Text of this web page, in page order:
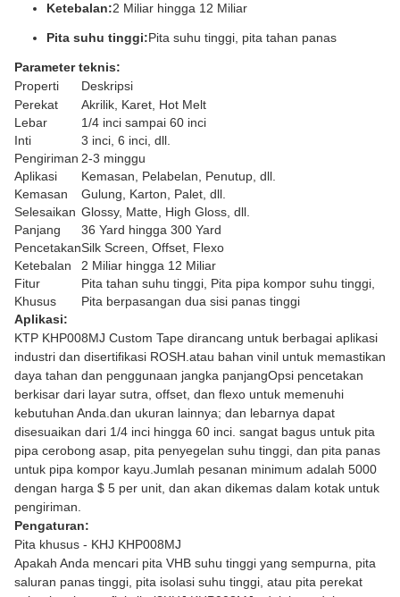
Ketebalan:2 Miliar hingga 12 Miliar
Pita suhu tinggi:Pita suhu tinggi, pita tahan panas
Parameter teknis:
Properti
Deskripsi
Perekat
Akrilik, Karet, Hot Melt
Lebar
1/4 inci sampai 60 inci
Inti
3 inci, 6 inci, dll.
Pengiriman 2-3 minggu
Aplikasi
Kemasan, Pelabelan, Penutup, dll.
Kemasan
Gulung, Karton, Palet, dll.
Selesaikan Glossy, Matte, High Gloss, dll.
Panjang
36 Yard hingga 300 Yard
PencetakanSilk Screen, Offset, Flexo
Ketebalan
2 Miliar hingga 12 Miliar
Fitur
Khusus
Pita tahan suhu tinggi, Pita pipa kompor suhu tinggi,
Pita berpasangan dua sisi panas tinggi
Aplikasi:
KTP KHP008MJ Custom Tape dirancang untuk berbagai aplikasi
industri dan disertifikasi ROSH.atau bahan vinil untuk memastikan
daya tahan dan penggunaan jangka panjangOpsi pencetakan
berkisar dari layar sutra, offset, dan flexo untuk memenuhi
kebutuhan Anda.dan ukuran lainnya; dan lebarnya dapat
disesuaikan dari 1/4 inci hingga 60 inci. sangat bagus untuk pita
pipa cerobong asap, pita penyegelan suhu tinggi, dan pita panas
untuk pipa kompor kayu.Jumlah pesanan minimum adalah 5000
dengan harga $ 5 per unit, dan akan dikemas dalam kotak untuk
pengiriman.
Pengaturan:
Pita khusus - KHJ KHP008MJ
Apakah Anda mencari pita VHB suhu tinggi yang sempurna, pita
saluran panas tinggi, pita isolasi suhu tinggi, atau pita perekat